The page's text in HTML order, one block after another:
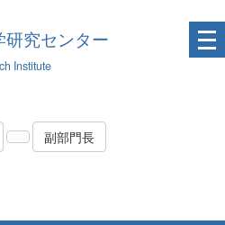
研究センター
Institute
副部門長